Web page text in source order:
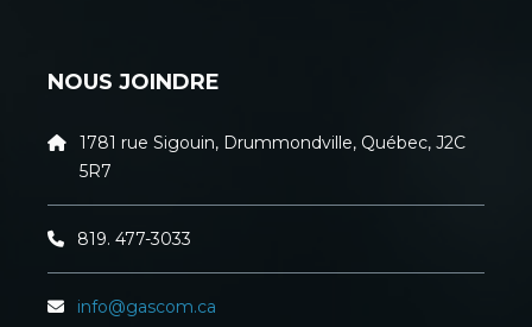
NOUS JOINDRE
1781 rue Sigouin, Drummondville, Québec, J2C
5R7
819. 477-3033
info@gascom.ca